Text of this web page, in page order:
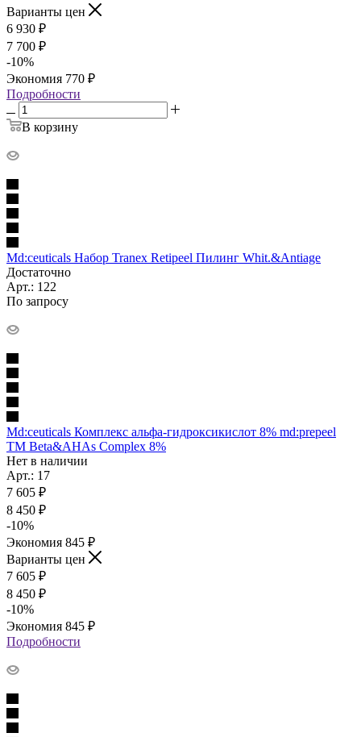
Варианты цен
6 930 ₽
7 700 ₽
-10%
Экономия 770 ₽
Подробности
В корзину
Md:ceuticals Набор Tranex Retipeel Пилинг Whit.&Antiage
Достаточно
Арт.: 122
По запросу
Md:ceuticals Комплекс альфа-гидроксикислот 8% md:prepeel
TM Beta&AHAs Complex 8%
Нет в наличии
Арт.: 17
7 605 ₽
8 450 ₽
-10%
Экономия 845 ₽
Варианты цен
7 605 ₽
8 450 ₽
-10%
Экономия 845 ₽
Подробности